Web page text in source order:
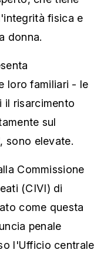
fisica e
donna.
loro familiari - le
il risarcimento
sul
sono elevate.
Commissione
(CIVI) di
come questa
penale
l'Ufficio centrale